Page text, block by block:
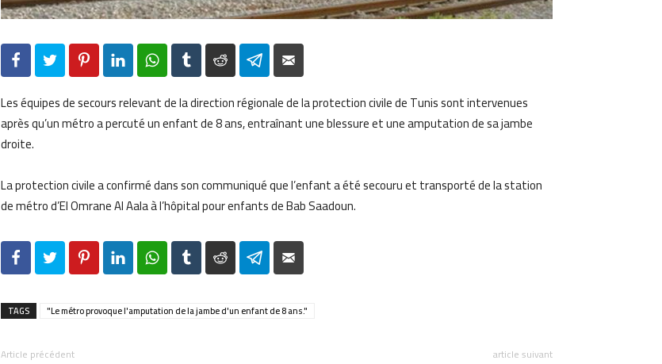
Facebook Twitter Pinterest LinkedIn WhatsAppTumblr Reddit Telegram
Les équipes de secours relevant de la direction régionale de la protection civile de Tunis sont intervenues
après qu’un métro a percuté un enfant de 8 ans, entraînant une blessure et une amputation de sa jambe
droite.
La protection civile a confirmé dans son communiqué que l’enfant a été secouru et transporté de la station
de métro d’El Omrane Al Aala à l’hôpital pour enfants de Bab Saadoun.
Facebook Twitter Pinterest LinkedIn WhatsAppTumblr Reddit Telegram
TAGS "Le métro provoque l'amputation de la jambe d'un enfant de 8 ans."
Article précédent article suivant